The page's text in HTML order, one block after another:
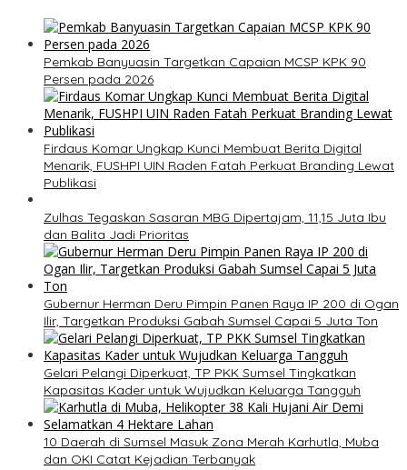
Pemkab Banyuasin Targetkan Capaian MCSP KPK 90
Persen pada 2026
Firdaus Komar Ungkap Kunci Membuat Berita Digital
Menarik, FUSHPI UIN Raden Fatah Perkuat Branding Lewat
Publikasi
Zulhas Tegaskan Sasaran MBG Dipertajam, 11,15 Juta Ibu
dan Balita Jadi Prioritas
Gubernur Herman Deru Pimpin Panen Raya IP 200 di Ogan
Ilir, Targetkan Produksi Gabah Sumsel Capai 5 Juta Ton
Gelari Pelangi Diperkuat, TP PKK Sumsel Tingkatkan
Kapasitas Kader untuk Wujudkan Keluarga Tangguh
10 Daerah di Sumsel Masuk Zona Merah Karhutla, Muba
dan OKI Catat Kejadian Terbanyak